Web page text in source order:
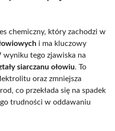
chemiczny, który zachodzi w
i ma kluczowy
wyniku tego zjawiska na
siarczanu ołowiu. To
oraz zmniejsza
co przekłada się na spadek
trudności w oddawaniu